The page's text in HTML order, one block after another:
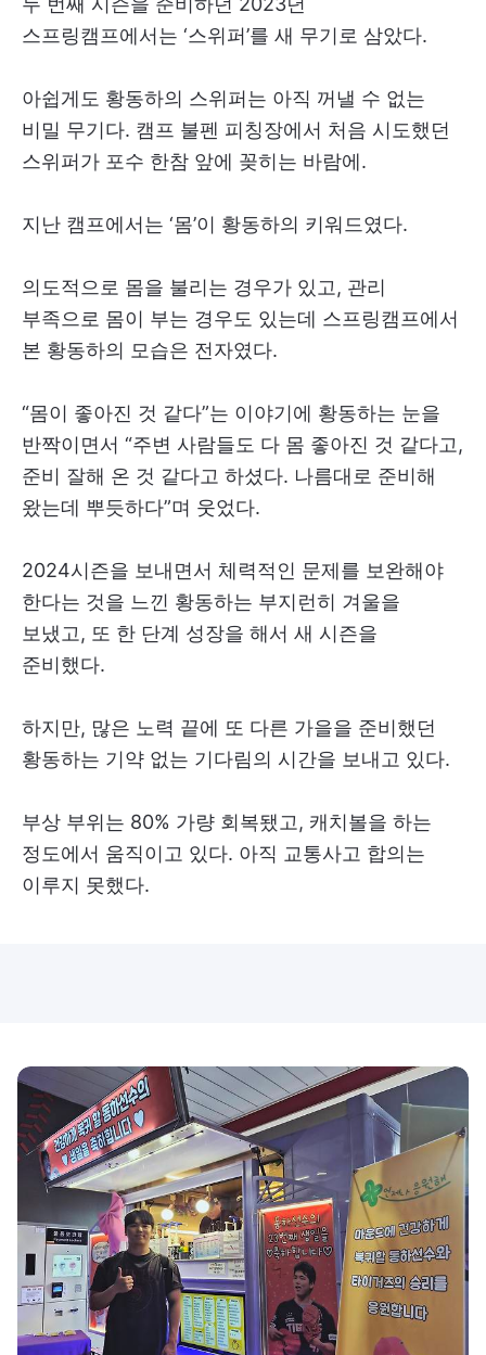
스프링캠프에서는 ‘스위퍼’를 새 무기로 삼았다.
아쉽게도 황동하의 스위퍼는 아직 꺼낼 수 없는
비밀 무기다. 캠프 불펜 피칭장에서 처음 시도했던
스위퍼가 포수 한참 앞에 꽂히는 바람에.
지난 캠프에서는 ‘몸’이 황동하의 키워드였다.
의도적으로 몸을 불리는 경우가 있고, 관리
부족으로 몸이 부는 경우도 있는데 스프링캠프에서
본 황동하의 모습은 전자였다.
“몸이 좋아진 것 같다”는 이야기에 황동하는 눈을
반짝이면서 “주변 사람들도 다 몸 좋아진 것 같다고,
준비 잘해 온 것 같다고 하셨다. 나름대로 준비해
왔는데 뿌듯하다”며 웃었다.
2024시즌을 보내면서 체력적인 문제를 보완해야
한다는 것을 느낀 황동하는 부지런히 겨울을
보냈고, 또 한 단계 성장을 해서 새 시즌을
준비했다.
하지만, 많은 노력 끝에 또 다른 가을을 준비했던
황동하는 기약 없는 기다림의 시간을 보내고 있다.
부상 부위는 80% 가량 회복됐고, 캐치볼을 하는
정도에서 움직이고 있다. 아직 교통사고 합의는
이루지 못했다.